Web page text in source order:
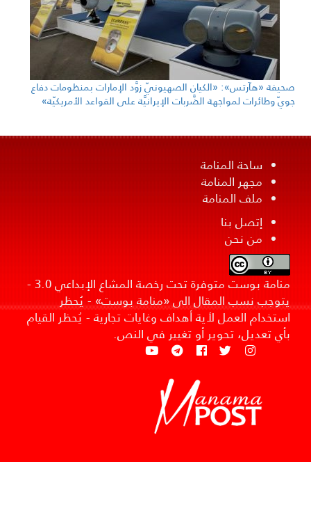
صحيفة «هآرتس»: «الكيان الصهيونيّ زوَّد الإمارات بمنظومات دفاع
جويّ وطائرات لمواجهة الضَّربات الإيرانيَّة على القواعد الأمريكيّة»
ساحة المنامة
مجهر المنامة
ملف المنامة
إتصل بنا
من نحن
منامة بوست متوفرة تحت رخصة المشاع الإبداعي 3.0 -
يتوجب نسب المقال الى «منامة بوست» - يُحظر
استخدام العمل لأية أهداف وغايات تجارية - يُحظر القيام
بأي تعديل، تحوير أو تغيير في النص.